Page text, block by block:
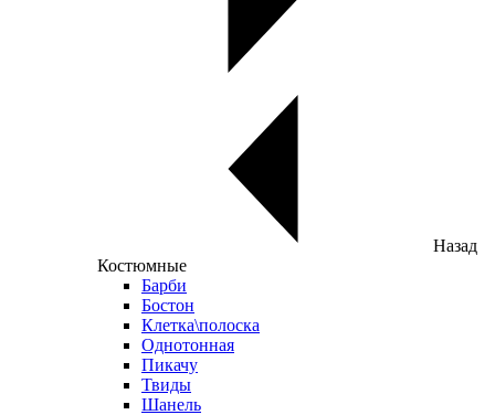
Назад
Костюмные
Барби
Бостон
Клетка\полоска
Однотонная
Пикачу
Твиды
Шанель